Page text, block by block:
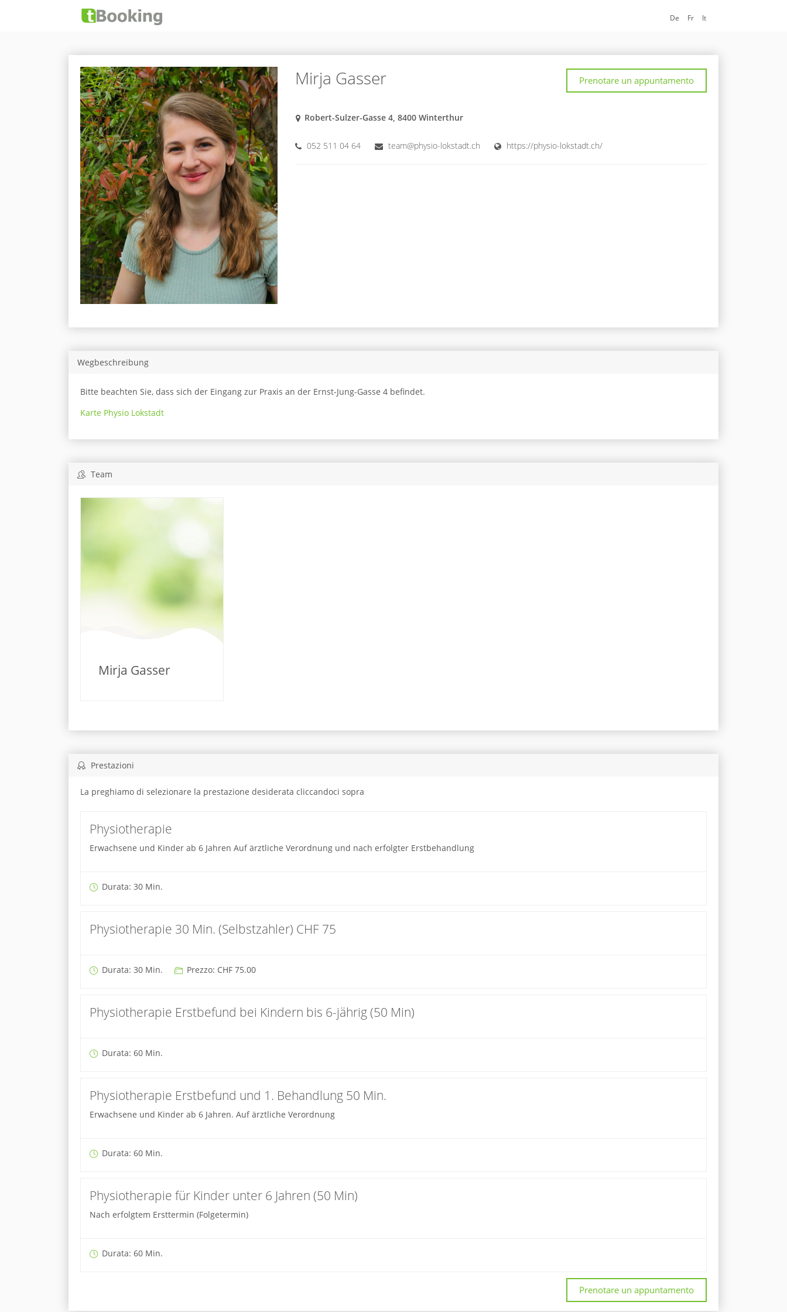
De Fr It
Mirja Gasser Prenotare un appuntamento
Robert-Sulzer-Gasse 4, 8400 Winterthur
052 511 04 64 team@physio-lokstadt.ch https://physio-lokstadt.ch/
Wegbeschreibung
Bitte beachten Sie, dass sich der Eingang zur Praxis an der Ernst-Jung-Gasse 4 befindet.
Karte Physio Lokstadt
Team
Mirja Gasser
Prestazioni
La preghiamo di selezionare la prestazione desiderata cliccandoci sopra
Physiotherapie
Erwachsene und Kinder ab 6 Jahren Auf ärztliche Verordnung und nach erfolgter Erstbehandlung
Durata: 30 Min.
Physiotherapie 30 Min. (Selbstzahler) CHF 75
Durata: 30 Min. Prezzo: CHF 75.00
Physiotherapie Erstbefund bei Kindern bis 6-jährig (50 Min)
Durata: 60 Min.
Physiotherapie Erstbefund und 1. Behandlung 50 Min.
Erwachsene und Kinder ab 6 Jahren. Auf ärztliche Verordnung
Durata: 60 Min.
Physiotherapie für Kinder unter 6 Jahren (50 Min)
Nach erfolgtem Ersttermin (Folgetermin)
Durata: 60 Min.
Prenotare un appuntamento